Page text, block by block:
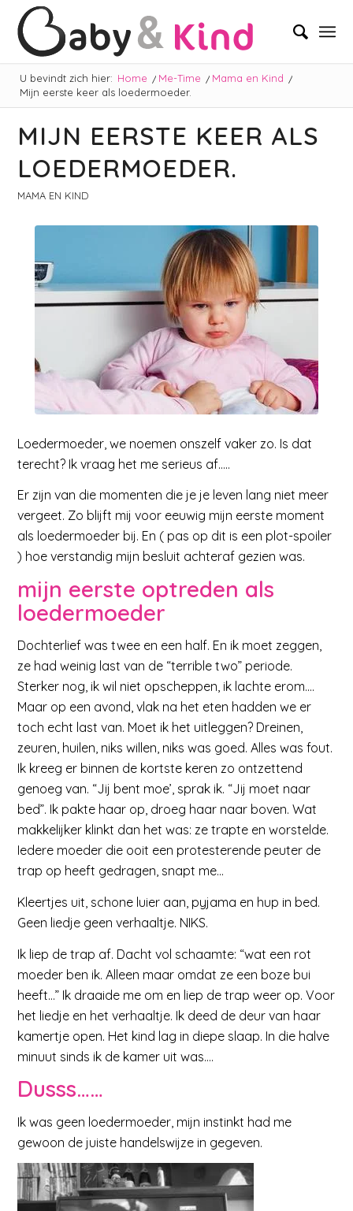
U bevindt zich hier: Home / Me-Time / Mama en Kind /
Mijn eerste keer als loedermoeder.
MIJN EERSTE KEER ALS
LOEDERMOEDER.
MAMA EN KIND
Loedermoeder, we noemen onszelf vaker zo. Is dat
terecht? Ik vraag het me serieus af…..
Er zijn van die momenten die je je leven lang niet meer
vergeet. Zo blijft mij voor eeuwig mijn eerste moment
als loedermoeder bij. En ( pas op dit is een plot-spoiler
) hoe verstandig mijn besluit achteraf gezien was.
mijn eerste optreden als
loedermoeder
Dochterlief was twee en een half. En ik moet zeggen,
ze had weinig last van de “terrible two” periode.
Sterker nog, ik wil niet opscheppen, ik lachte erom….
Maar op een avond, vlak na het eten hadden we er
toch echt last van. Moet ik het uitleggen? Dreinen,
zeuren, huilen, niks willen, niks was goed. Alles was fout.
Ik kreeg er binnen de kortste keren zo ontzettend
genoeg van. “Jij bent moe’, sprak ik. “Jij moet naar
bed”. Ik pakte haar op, droeg haar naar boven. Wat
makkelijker klinkt dan het was: ze trapte en worstelde.
Iedere moeder die ooit een protesterende peuter de
trap op heeft gedragen, snapt me…
Kleertjes uit, schone luier aan, pyjama en hup in bed.
Geen liedje geen verhaaltje. NIKS.
Ik liep de trap af. Dacht vol schaamte: “wat een rot
moeder ben ik. Alleen maar omdat ze een boze bui
heeft…” Ik draaide me om en liep de trap weer op. Voor
het liedje en het verhaaltje. Ik deed de deur van haar
kamertje open. Het kind lag in diepe slaap. In die halve
minuut sinds ik de kamer uit was….
Dusss……
Ik was geen loedermoeder, mijn instinkt had me
gewoon de juiste handelswijze in gegeven.